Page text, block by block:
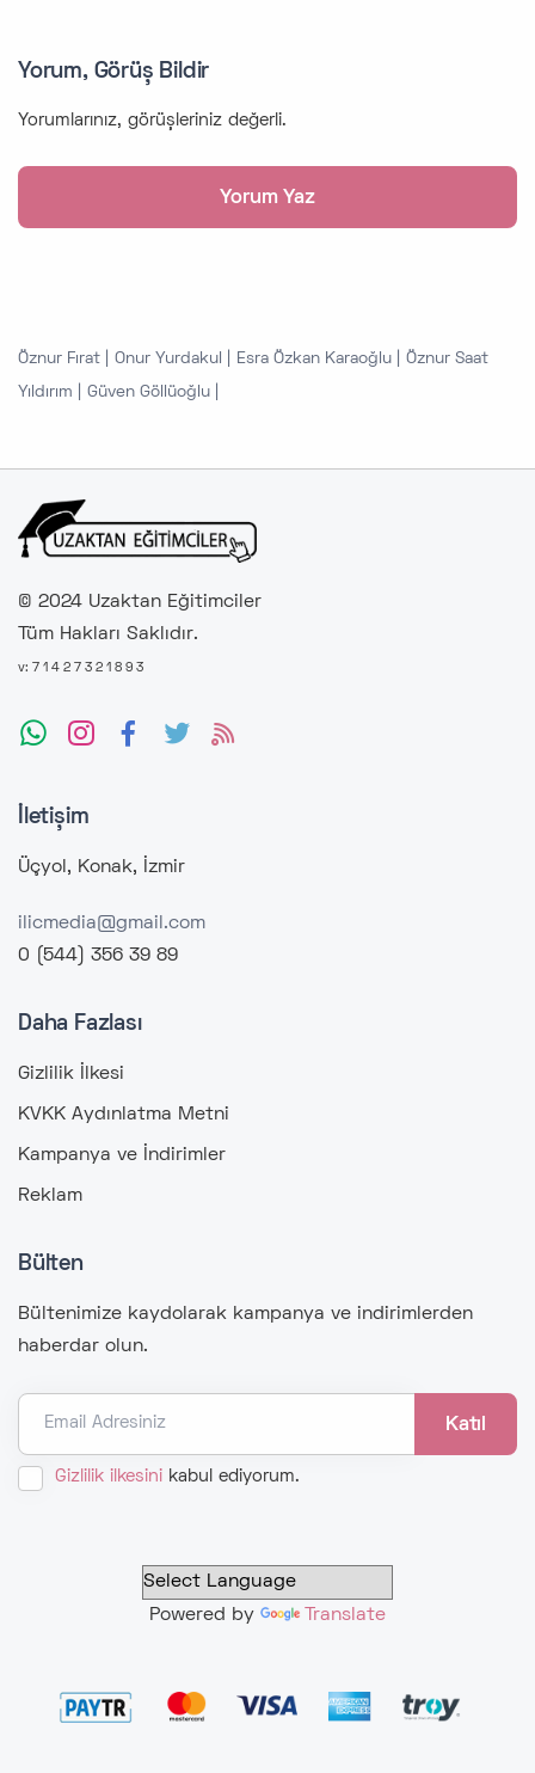
Yorum, Görüş Bildir
Yorumlarınız, görüşleriniz değerli.
Öznur Fırat | Onur Yurdakul | Esra Özkan Karaoğlu | Öznur Saat
Yıldırım | Güven Göllüoğlu |
© 2024 Uzaktan Eğitimciler
Tüm Hakları Saklıdır.
v: 7 1 4 2 7 3 2 1 8 9 3
İletişim
Üçyol, Konak, İzmir
ilicmedia@gmail.com
0 (544) 356 39 89
Daha Fazlası
Gizlilik İlkesi
KVKK Aydınlatma Metni
Kampanya ve İndirimler
Reklam
Bülten
Bültenimize kaydolarak kampanya ve indirimlerden
haberdar olun.
Email Adresiniz
Gizlilik ilkesini kabul ediyorum.
Powered by Translate